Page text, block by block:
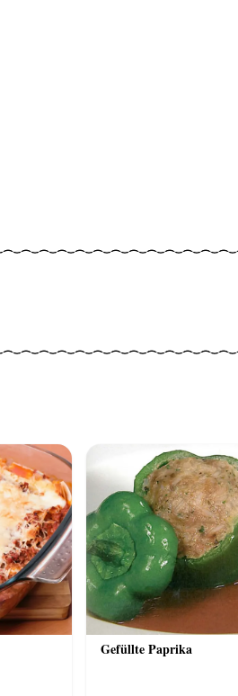
Gefüllte Paprika